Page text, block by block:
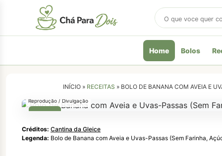
Buscar
receitas
Home Bolos
INÍCIO » RECEITAS » BOLO DE BANANA COM AVEIA E
BOLOS
Reprodução / Divulgação
Créditos: Cantina da Gleice
Legenda: Bolo de Banana com Aveia e Uvas-Passas (Sem Farinha,